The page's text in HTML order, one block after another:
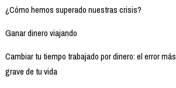
¿Cómo hemos superado nuestras crisis?
Ganar dinero viajando
Cambiar tu tiempo trabajado por dinero: el error más
grave de tu vida